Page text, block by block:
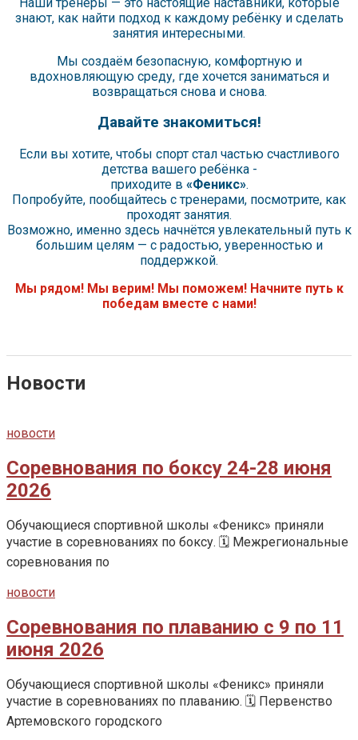
знают, как найти подход к каждому ребёнку и сделать
занятия интересными.
Мы создаём безопасную, комфортную и
вдохновляющую среду, где хочется заниматься и
возвращаться снова и снова.
Давайте знакомиться!
Если вы хотите, чтобы спорт стал частью счастливого
детства вашего ребёнка -
приходите в «Феникс».
Попробуйте, пообщайтесь с тренерами, посмотрите, как
проходят занятия.
Возможно, именно здесь начнётся увлекательный путь к
большим целям — с радостью, уверенностью и
поддержкой.
Мы рядом! Мы верим! Мы поможем! Начните путь к
победам вместе с нами!
Новости
новости
Соревнования по боксу 24-28 июня
2026
Обучающиеся спортивной школы «Феникс» приняли
участие в соревнованиях по боксу. 🗓️ Межрегиональные
соревнования по
новости
Соревнования по плаванию с 9 по 11
июня 2026
Обучающиеся спортивной школы «Феникс» приняли
участие в соревнованиях по плаванию. 🗓️ Первенство
Артемовского городского